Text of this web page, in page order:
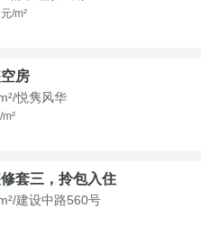
/m²
房
悦隽风华
套三，拎包入住
建设中路560号